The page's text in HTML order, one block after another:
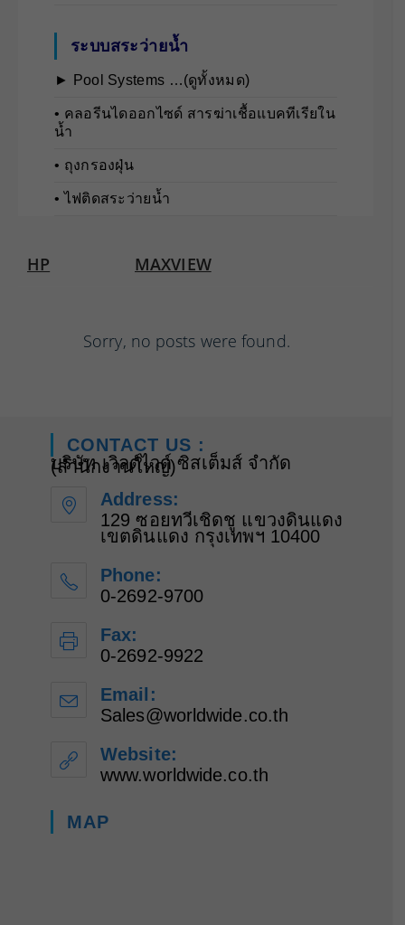
ระบบสระว่ายน้ำ
► Pool Systems …(ดูทั้งหมด)
• คลอรีนไดออกไซด์ สารฆ่าเชื้อแบคทีเรียใน
น้ำ
• ถุงกรองฝุ่น
• ไฟติดสระว่ายน้ำ
HP MAXVIEW
Sorry, no posts were found.
CONTACT US :
บริษัท เวิลด์ไวด์ ซิสเต็มส์ จำกัด
(สำนักงานใหญ่)
Address:
129 ซอยทวีเชิดชู แขวงดินแดง
เขตดินแดง กรุงเทพฯ 10400
Phone:
0-2692-9700
Fax:
0-2692-9922
Email:
Sales@worldwide.co.th
Website:
www.worldwide.co.th
MAP